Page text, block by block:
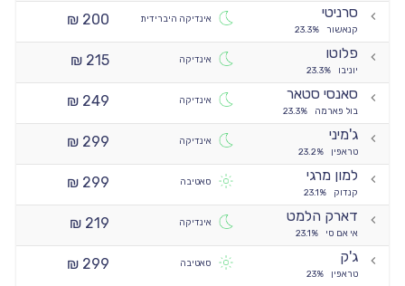
סרניטי
קנאשור 23.3%
אינדיקה היברידית
200 ₪
פלוטו
יוניבו 23.3%
אינדיקה
215 ₪
סאנסי סטאר
בול פארמה 23.3%
אינדיקה
249 ₪
ג'מיני
טראפין 23.2%
אינדיקה
299 ₪
למון מרגי
קנדוק 23.1%
סאטיבה
299 ₪
דארק הלמט
אי אם סי 23.1%
אינדיקה
219 ₪
ג'ק
טראפין 23%
סאטיבה 299 ₪